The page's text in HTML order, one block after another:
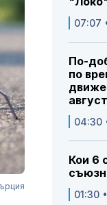
07:07
По-
по
04:30
Кои 6
01:30